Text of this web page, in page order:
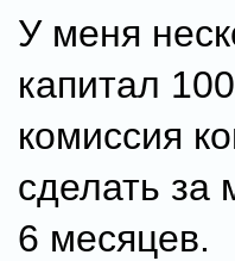
У меня
капитал
комиссия
сделать за
6 месяцев.